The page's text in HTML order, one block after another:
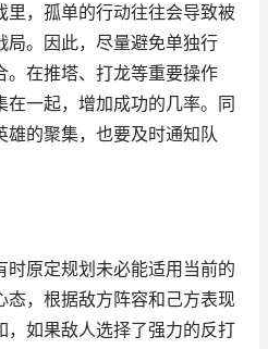
里，孤单的行动往往会导致被
局。因此，尽量避免单独行
。在推塔、打龙等重要操作
一起，增加成功的几率。同
雄的聚集，也要及时通知队
原定规划未必能适用当前的
态，根据敌方阵容和己方表现
，如果敌人选择了强力的反打